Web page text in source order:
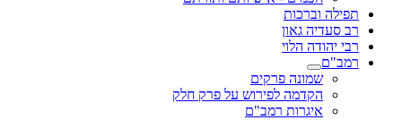
תפילה וברכות
רב סעדיה גאון
רבי יהודה הלוי
רמב"ם
שמונה פרקים
הקדמה לפירוש על פרק חלק
איגרות רמב"ם